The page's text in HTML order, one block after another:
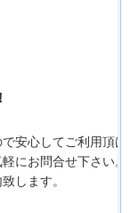
安心してご利用頂
にお問合せ下さい。
します。